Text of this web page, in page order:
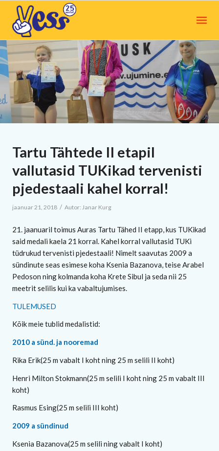
Tartu Tähtede II etapil
vallutasid TUKikad tervenisti
pjedestaali kahel korral!
jaanuar 21, 2018 / Autor: Janar Kurg
21. jaanuaril toimus Auras Tartu Tähed II etapp, kus TUKikad
said medali kaela 21 korral. Kahel korral vallutasid TUKi
tüdrukud tervenisti pjedestaali! Nimelt saavutas 2009 a
sündinute seas esimese koha Ksenia Bazanova, teise Arabel
Pedoson ning kolmanda koha Krete Sibul ja seda nii 25
meetrit selilis kui ka vabaltujumises.
TULEMUSED
Kõik meie tublid medalistid:
2010 a sünd. ja nooremad
Rika Erik(25 m vabalt I koht ning 25 m selili II koht)
Henri Milton Stokmann(25 m selili I koht ning 25 m vabalt III
koht)
Rasmus Esing(25 m selili III koht)
2009 a sündinud
Ksenia Bazanova(25 m selili ning vabalt I koht)